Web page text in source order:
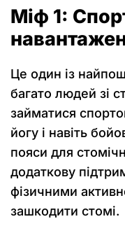
Міф 1:
Це один із
багато людей зі
займатися
йогу і навіть
пояси для
додаткову
фізичними
зашкодити стомі.